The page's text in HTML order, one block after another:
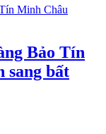
Bảo Tín
sang bất